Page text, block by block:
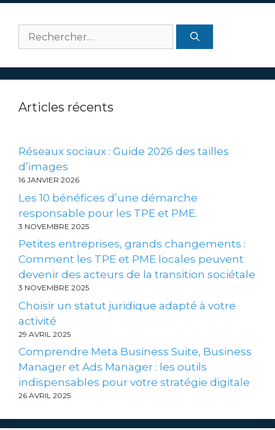
Rechercher :
Articles récents
Réseaux sociaux : Guide 2026 des tailles
d’images
16 JANVIER 2026
Les 10 bénéfices d’une démarche
responsable pour les TPE et PME.
3 NOVEMBRE 2025
Petites entreprises, grands changements :
Comment les TPE et PME locales peuvent
devenir des acteurs de la transition sociétale
3 NOVEMBRE 2025
Choisir un statut juridique adapté à votre
activité
29 AVRIL 2025
Comprendre Meta Business Suite, Business
Manager et Ads Manager : les outils
indispensables pour votre stratégie digitale
26 AVRIL 2025